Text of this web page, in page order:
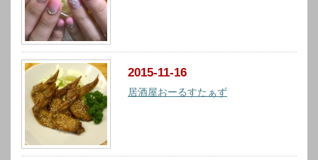
2015-11-16
居酒屋おーるすたぁず